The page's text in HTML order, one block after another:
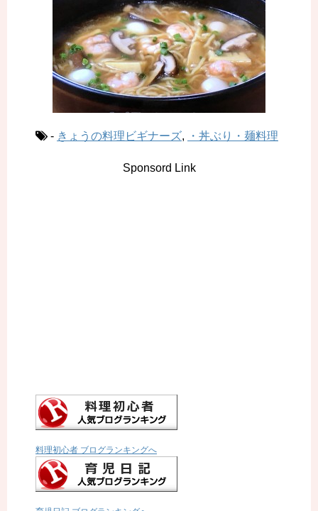
- きょうの料理ビギナーズ, ・丼ぶり・麺料理
Sponsord Link
料理初心者 ブログランキングへ